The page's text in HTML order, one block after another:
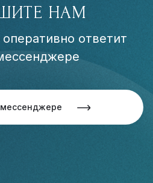
НАМ
ответит